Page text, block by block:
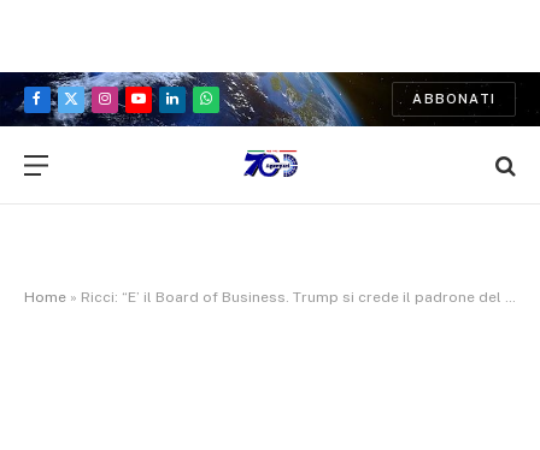
Facebook
X
Instagram
YouTubeLinkedInWhatsApp
ABBONATI
Home » Ricci: “E’ il Board of Business. Trump si crede il padrone del mondo. Meloni vassalla, servono gli Stati Uniti d’Europa”